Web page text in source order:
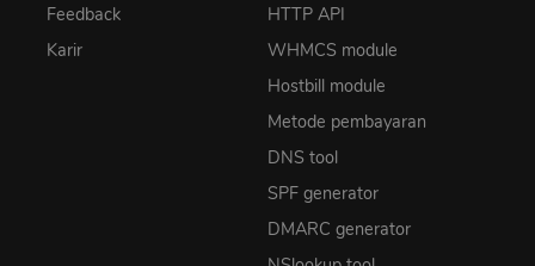
Feedback
Karir
HTTP API
WHMCS module
Hostbill module
Metode pembayaran
DNS tool
SPF generator
DMARC generator